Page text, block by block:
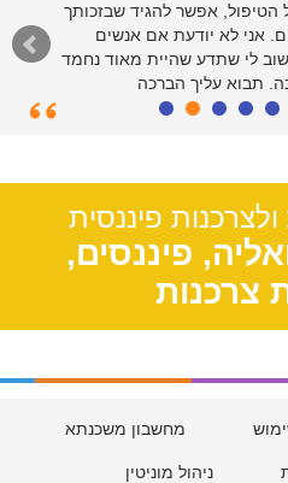
אפשר להגיד שבזכותך
אני לא יודעת אם אנשים
לי שתדע שהיית מאוד נחמד
תבוא עליך הברכה
פיננסית
פיננסים,
צרכנות
מחשבון משכנתא
ניהול מוניטין